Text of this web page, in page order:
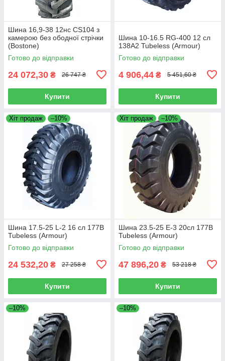
Шина 16,9-38 12нс CS104 з
камерою без ободної стрічки
(Bostone)
Готово до відправки
24 072,30 ₴ 26 747 ₴
Купити
Шина 10-16.5 RG-400 12 сл
138A2 Tubeless (Armour)
Готово до відправки
4 906,44 ₴ 5 451,60 ₴
Купити
Хіт продаж –10%
Шина 17.5-25 L-2 16 сл 177B
Tubeless (Armour)
Готово до відправки
24 532,20 ₴ 27 258 ₴
Купити
Хіт продаж –10%
Шина 23.5-25 E-3 20сл 177B
Tubeless (Armour)
Готово до відправки
47 896,20 ₴ 53 218 ₴
Купити
–10% –10%